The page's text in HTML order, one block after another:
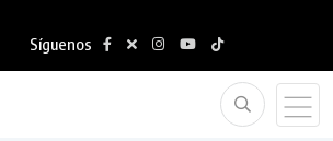
Síguenos